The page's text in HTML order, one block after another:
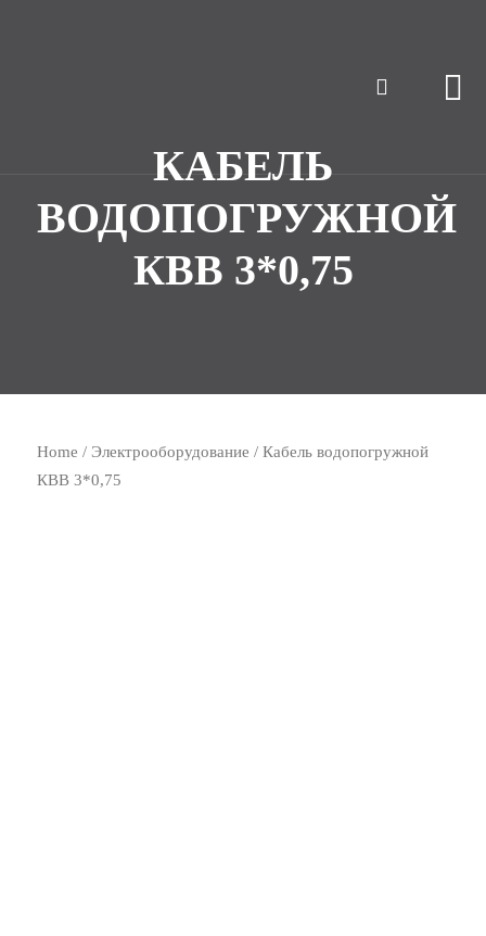
КАБЕЛЬ
ВОДОПОГРУЖНОЙ
КВВ 3*0,75
Home / Электрооборудование / Кабель водопогружной
КВВ 3*0,75